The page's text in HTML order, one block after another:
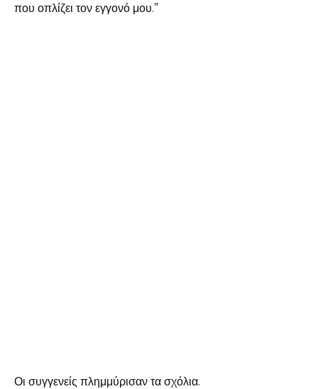
που οπλίζει τον εγγονό μου.”
Οι συγγενείς πλημμύρισαν τα σχόλια.